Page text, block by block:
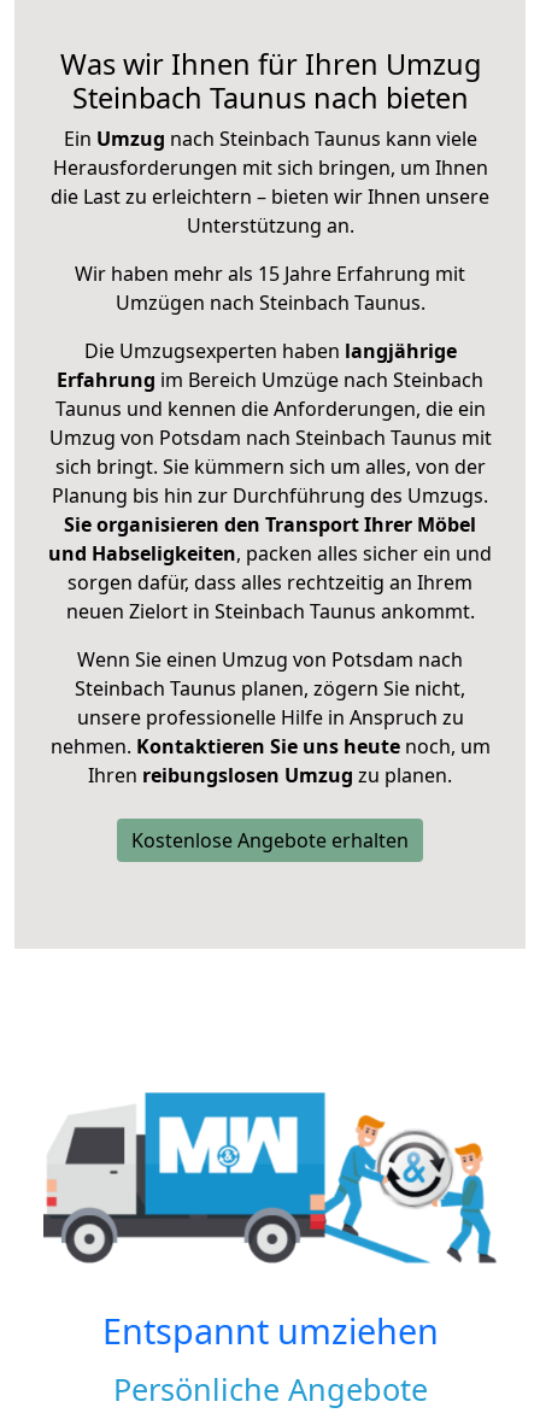
Was wir Ihnen für Ihren Umzug
Steinbach Taunus nach bieten
Ein Umzug nach Steinbach Taunus kann viele
Herausforderungen mit sich bringen, um Ihnen
die Last zu erleichtern – bieten wir Ihnen unsere
Unterstützung an.
Wir haben mehr als 15 Jahre Erfahrung mit
Umzügen nach Steinbach Taunus.
Die Umzugsexperten haben langjährige
Erfahrung im Bereich Umzüge nach Steinbach
Taunus und kennen die Anforderungen, die ein
Umzug von Potsdam nach Steinbach Taunus mit
sich bringt. Sie kümmern sich um alles, von der
Planung bis hin zur Durchführung des Umzugs.
Sie organisieren den Transport Ihrer Möbel
und Habseligkeiten, packen alles sicher ein und
sorgen dafür, dass alles rechtzeitig an Ihrem
neuen Zielort in Steinbach Taunus ankommt.
Wenn Sie einen Umzug von Potsdam nach
Steinbach Taunus planen, zögern Sie nicht,
unsere professionelle Hilfe in Anspruch zu
nehmen. Kontaktieren Sie uns heutenoch, um
Ihren reibungslosen Umzug zu planen.
Kostenlose Angebote erhalten
Entspannt umziehen
Persönliche Angebote